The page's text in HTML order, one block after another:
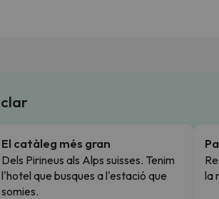
El catàleg més gran
Dels Pirineus als Alps suisses. Tenim
l'hotel que busques a l'estació que
somies.
la